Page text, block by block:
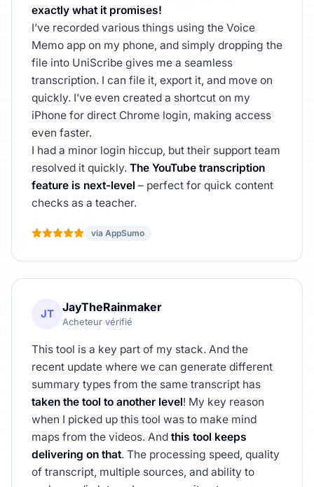
exactly what it promises!
I’ve recorded various things using the Voice
Memo app on my phone, and simply dropping the
file into UniScribe gives me a seamless
transcription. I can file it, export it, and move on
quickly. I’ve even created a shortcut on my
iPhone for direct Chrome login, making access
even faster.
I had a minor login hiccup, but their support team
resolved it quickly. The YouTube transcription
feature is next-level – perfect for quick content
checks as a teacher.
via AppSumo
JT JayTheRainmaker
Acheteur vérifié
This tool is a key part of my stack. And the
recent update where we can generate different
summary types from the same transcript has
taken the tool to another level! My key reason
when I picked up this tool was to make mind
maps from the videos. And this tool keeps
delivering on that. The processing speed, quality
of transcript, multiple sources, and ability to